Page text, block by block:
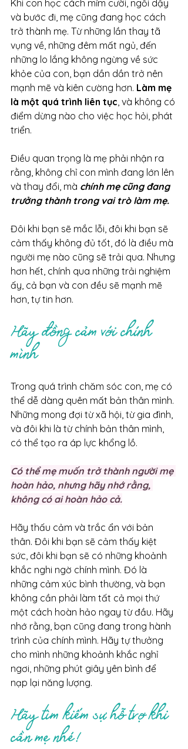
Khi con học cách mỉm cười, ngồi dậy
và bước đi, mẹ cũng đang học cách
trở thành mẹ. Từ những lần thay tã
vụng về, những đêm mất ngủ, đến
những lo lắng không ngừng về sức
khỏe của con, bạn dần dần trở nên
mạnh mẽ và kiên cường hơn. Làm mẹ
là một quá trình liên tục , và không có
điểm dừng nào cho việc học hỏi, phát
triển.
Điều quan trọng là mẹ phải nhận ra
rằng, không chỉ con mình đang lớn lên
và thay đổi, mà chính mẹ cũng đang
trưởng thành trong vai trò làm mẹ.
Đôi khi bạn sẽ mắc lỗi, đôi khi bạn sẽ
cảm thấy không đủ tốt, đó là điều mà
người mẹ nào cũng sẽ trải qua. Nhưng
hơn hết, chính qua những trải nghiệm
ấy, cả bạn và con đều sẽ mạnh mẽ
hơn, tự tin hơn.
Hãy đồng cảm với chính
mình
Trong quá trình chăm sóc con, mẹ có
thể dễ dàng quên mất bản thân mình.
Những mong đợi từ xã hội, từ gia đình,
và đôi khi là từ chính bản thân mình,
có thể tạo ra áp lực khổng lồ.
Có thể mẹ muốn trở thành người mẹ
hoàn hảo, nhưng hãy nhớ rằng,
không có ai hoàn hảo cả.
Hãy thấu cảm và trắc ẩn với bản
thân. Đôi khi bạn sẽ cảm thấy kiệt
sức, đôi khi bạn sẽ có những khoảnh
khắc nghi ngờ chính mình. Đó là
những cảm xúc bình thường, và bạn
không cần phải làm tất cả mọi thứ
một cách hoàn hảo ngay từ đầu. Hãy
nhớ rằng, bạn cũng đang trong hành
trình của chính mình. Hãy tự thưởng
cho mình những khoảnh khắc nghỉ
ngơi, những phút giây yên bình để
nạp lại năng lượng.
Hãy tìm kiếm sự hỗ trợ khi
cần mẹ nhé!